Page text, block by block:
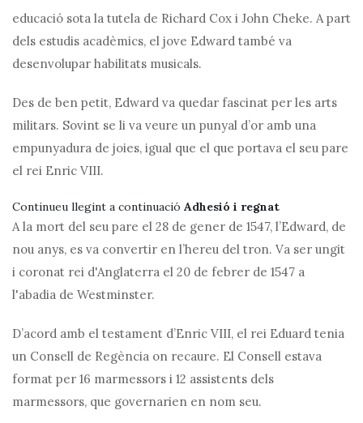
educació sota la tutela de Richard Cox i John Cheke. A part
dels estudis acadèmics, el jove Edward també va
desenvolupar habilitats musicals.
Des de ben petit, Edward va quedar fascinat per les arts
militars. Sovint se li va veure un punyal d’or amb una
empunyadura de joies, igual que el que portava el seu pare
el rei Enric VIII.
Continueu llegint a continuació Adhesió i regnat
A la mort del seu pare el 28 de gener de 1547, l’Edward, de
nou anys, es va convertir en l’hereu del tron. Va ser ungit
i coronat rei d'Anglaterra el 20 de febrer de 1547 a
l'abadia de Westminster.
D’acord amb el testament d’Enric VIII, el rei Eduard tenia
un Consell de Regència on recaure. El Consell estava
format per 16 marmessors i 12 assistents dels
marmessors, que governarien en nom seu.